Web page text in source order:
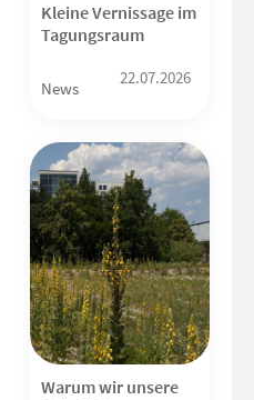
Kleine Vernissage im
Tagungsraum
News
22.07.2026
Warum wir unsere